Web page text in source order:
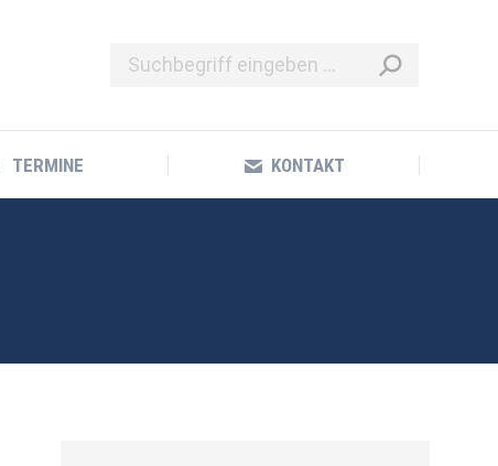
TERMINE KONTAKT